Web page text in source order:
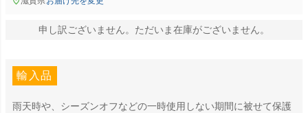
申し訳ございません。ただいま在庫がございません。
輸入品
雨天時や、シーズンオフなどの一時使用しない期間に被せて保護